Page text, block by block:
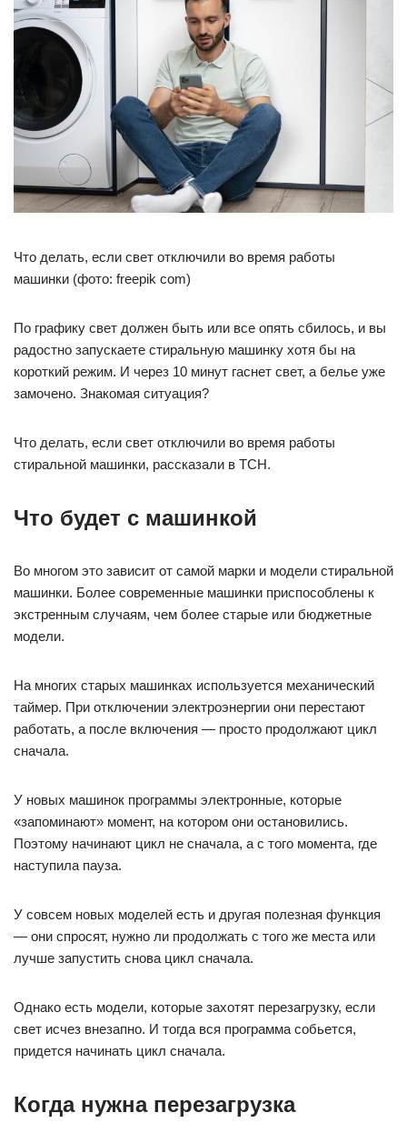
Что делать, если свет отключили во время работы
машинки (фото: freepik com)
По графику свет должен быть или все опять сбилось, и вы
радостно запускаете стиральную машинку хотя бы на
короткий режим. И через 10 минут гаснет свет, а белье уже
замочено. Знакомая ситуация?
Что делать, если свет отключили во время работы
стиральной машинки, рассказали в ТСН.
Что будет с машинкой
Во многом это зависит от самой марки и модели стиральной
машинки. Более современные машинки приспособлены к
экстренным случаям, чем более старые или бюджетные
модели.
На многих старых машинках используется механический
таймер. При отключении электроэнергии они перестают
работать, а после включения — просто продолжают цикл
сначала.
У новых машинок программы электронные, которые
«запоминают» момент, на котором они остановились.
Поэтому начинают цикл не сначала, а с того момента, где
наступила пауза.
У совсем новых моделей есть и другая полезная функция
— они спросят, нужно ли продолжать с того же места или
лучше запустить снова цикл сначала.
Однако есть модели, которые захотят перезагрузку, если
свет исчез внезапно. И тогда вся программа собьется,
придется начинать цикл сначала.
Когда нужна перезагрузка